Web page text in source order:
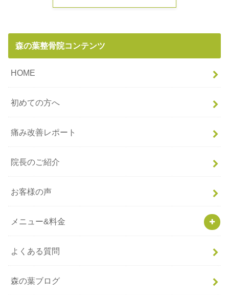
森の葉整骨院コンテンツ
HOME
初めての方へ
痛み改善レポート
院長のご紹介
お客様の声
メニュー&料金
よくある質問
森の葉ブログ